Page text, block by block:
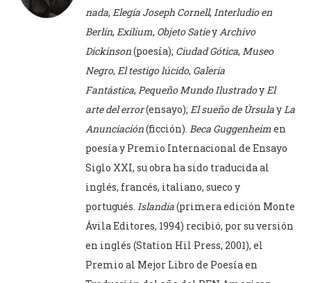
nada,Elegía Joseph Cornell,Interludio en
Berlín,Exilium, Objeto SatieyArchivo
Dickinson(poesía); Ciudad Gótica,Museo
Negro,El testigo lúcido, Galería
Fantástica,Pequeño Mundo IlustradoyEl
arte del error(ensayo);El sueño de ÚrsulayLa
Anunciación(ficción).Beca Guggenheimen
poesía y Premio Internacional de Ensayo
Siglo XXI, su obra ha sido traducida al
inglés, francés, italiano, sueco y
portugués.Islandia(primera edición Monte
Ávila Editores, 1994) recibió, por su versión
en inglés (Station Hil Press, 2001), el
Premio al Mejor Libro de Poesía en